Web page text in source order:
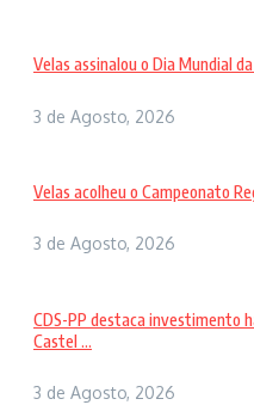
Velas assinalou o Dia Mundial
3 de Agosto, 2026
Velas acolheu o Campeonato
3 de Agosto, 2026
CDS-PP destaca investimento
Castel ...
3 de Agosto, 2026